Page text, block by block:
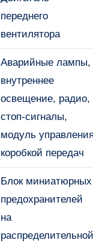
переднего
вентилятора
Аварийные лампы,
внутреннее
освещение, радио,
стоп-сигналы,
модуль управления
коробкой передач
Блок миниатюрных
предохранителей
на
распределительной